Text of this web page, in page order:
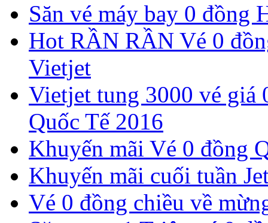
Săn vé máy bay 0 đồng
Hot RẦN RẦN Vé 0
Vietjet
Vietjet tung 3000 vé
Quốc Tế 2016
Khuyến mãi Vé 0 đồng
Khuyến mãi cuối tuần
Vé 0 đồng chiều về